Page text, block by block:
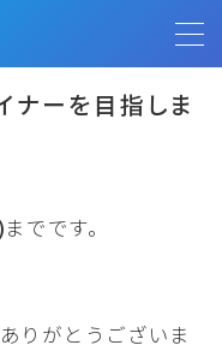
ナーを目指しま
までです。
りがとうございま